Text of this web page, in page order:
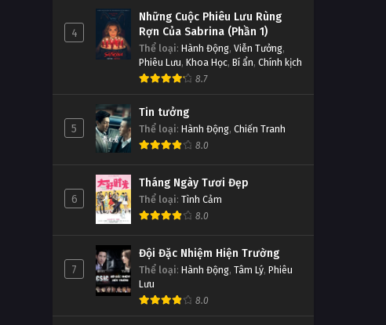
4
Những Cuộc Phiêu Lưu Rùng
Rợn Của Sabrina (Phần 1)
Thể loại: Hành Động, Viễn Tưởng,
Phiêu Lưu, Khoa Học, Bí ẩn, Chính kịch
8.7
5
Tin tưởng
Thể loại: Hành Động, Chiến Tranh
8.0
6
Tháng Ngày Tươi Đẹp
Thể loại: Tình Cảm
8.0
7
Đội Đặc Nhiệm Hiện Trường
Thể loại: Hành Động, Tâm Lý, Phiêu
Lưu
8.0